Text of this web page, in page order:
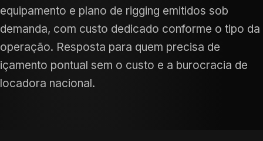
equipamento e plano de rigging emitidos sob
demanda, com custo dedicado conforme o tipo da
operação. Resposta para quem precisa de
içamento pontual sem o custo e a burocracia de
locadora nacional.